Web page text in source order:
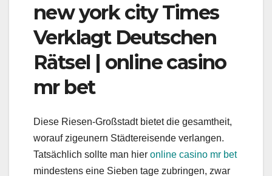
new york city Times
Verklagt Deutschen
Rätsel | online casino
mr bet
Diese Riesen-Großstadt bietet die gesamtheit,
worauf zigeunern Städtereisende verlangen.
Tatsächlich sollte man hier online casino mr bet
mindestens eine Sieben tage zubringen, zwar